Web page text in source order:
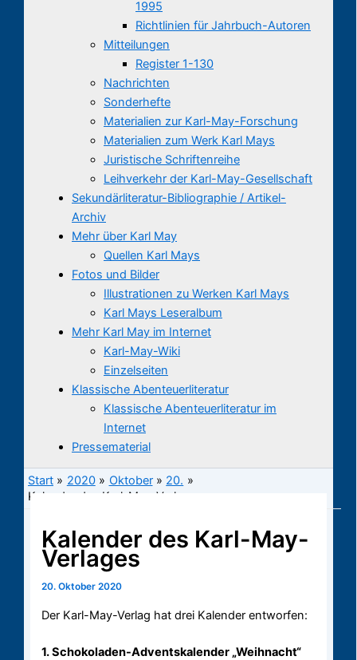
1995
Richtlinien für Jahrbuch-Autoren
Mitteilungen
Register 1-130
Nachrichten
Sonderhefte
Materialien zur Karl-May-Forschung
Materialien zum Werk Karl Mays
Juristische Schriftenreihe
Leihverkehr der Karl-May-Gesellschaft
Sekundärliteratur-Bibliographie / Artikel-
Archiv
Mehr über Karl May
Quellen Karl Mays
Fotos und Bilder
Illustrationen zu Werken Karl Mays
Karl Mays Leseralbum
Mehr Karl May im Internet
Karl-May-Wiki
Einzelseiten
Klassische Abenteuerliteratur
Klassische Abenteuerliteratur im
Internet
Pressematerial
Start 2020 Oktober
20.
Kalender des Karl-May-Verlages
Kalender des Karl-May-
Verlages
20. Oktober 2020
Der Karl-May-Verlag hat drei Kalender entworfen:
1. Schokoladen-Adventskalender „Weihnacht“